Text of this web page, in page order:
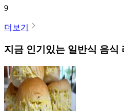
9
더보기
지금 인기있는 일반식 음식